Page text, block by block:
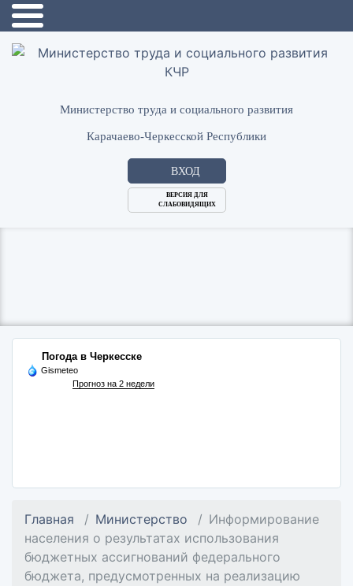
Министерство труда и социального развития
Карачаево-Черкесской Республики
ВХОД
ВЕРСИЯ ДЛЯ
СЛАБОВИДЯЩИХ
Погода в Черкесске
Gismeteo
Прогноз на 2 недели
Главная Министерство
Информирование
населения о результатах использования
бюджетных ассигнований федерального
бюджета, предусмотренных на реализацию